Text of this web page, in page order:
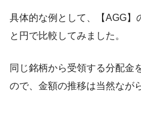
具体的な例として、【AGG】
と円で比較してみました。
同じ銘柄から受領する分配金
ので、金額の推移は当然なが